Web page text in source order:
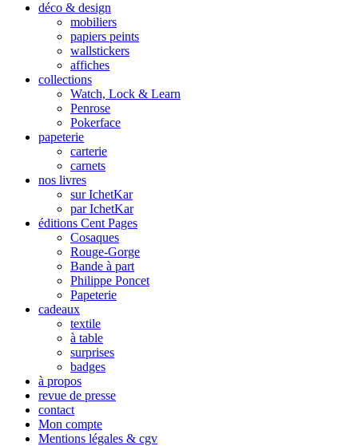
déco & design
mobiliers
papiers peints
wallstickers
affiches
collections
Watch, Lock & Learn
Penrose
Pokerface
papeterie
carterie
carnets
nos livres
sur IchetKar
par IchetKar
éditions Cent Pages
Cosaques
Rouge-Gorge
Bande à part
Philippe Poncet
Papeterie
cadeaux
textile
à table
surprises
badges
à propos
revue de presse
contact
Mon compte
Mentions légales & cgv